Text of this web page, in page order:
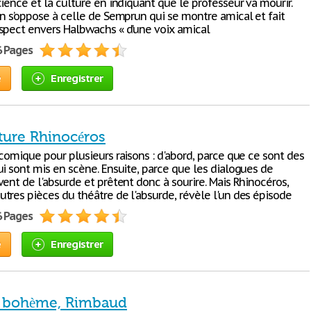
et la culture en indiquant que le professeur va mourir.
s’oppose à celle de Semprun qui se montre amical et fait
envers Halbwachs « d’une voix amical
Pages
Enregistrer
Rhinocéros
pour plusieurs raisons : d'abord, parce que ce sont des
sont mis en scène. Ensuite, parce que les dialogues de
de l'absurde et prêtent donc à sourire. Mais Rhinocéros,
pièces du théâtre de l'absurde, révèle l'un des épisode
Pages
Enregistrer
Rimbaud